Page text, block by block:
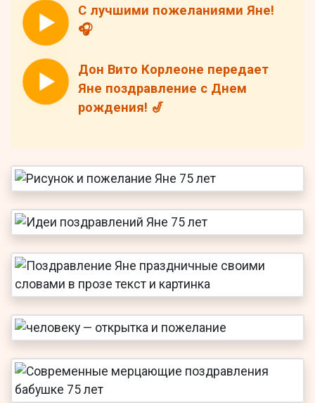
С лучшими пожеланиями Яне!
🎧
Дон Вито Корлеоне передает
Яне поздравление с Днем
рождения! 🎷